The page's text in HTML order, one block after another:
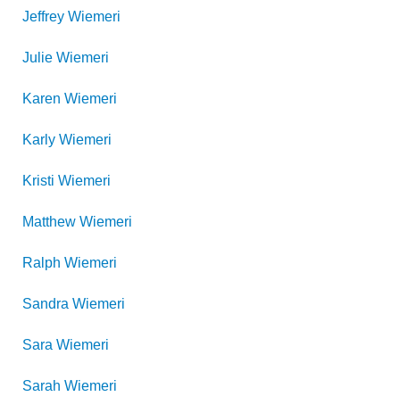
Jeffrey Wiemeri
Julie Wiemeri
Karen Wiemeri
Karly Wiemeri
Kristi Wiemeri
Matthew Wiemeri
Ralph Wiemeri
Sandra Wiemeri
Sara Wiemeri
Sarah Wiemeri